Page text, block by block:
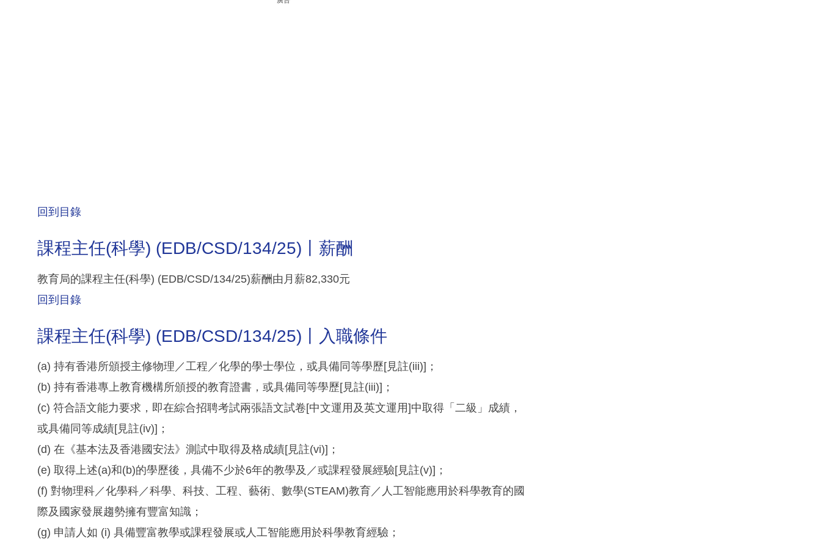
回到目錄
課程主任(科學) (EDB/CSD/134/25)丨薪酬
教育局的課程主任(科學) (EDB/CSD/134/25)薪酬由月薪82,330元
回到目錄
課程主任(科學) (EDB/CSD/134/25)丨入職條件
(a) 持有香港所頒授主修物理／工程／化學的學士學位，或具備同等學歷[見註(iii)]；
(b) 持有香港專上教育機構所頒授的教育證書，或具備同等學歷[見註(iii)]；
(c) 符合語文能力要求，即在綜合招聘考試兩張語文試卷[中文運用及英文運用]中取得「二級」成績，
或具備同等成績[見註(iv)]；
(d) 在《基本法及香港國安法》測試中取得及格成績[見註(vi)]；
(e) 取得上述(a)和(b)的學歷後，具備不少於6年的教學及／或課程發展經驗[見註(v)]；
(f) 對物理科／化學科／科學、科技、工程、藝術、數學(STEAM)教育／人工智能應用於科學教育的國
際及國家發展趨勢擁有豐富知識；
(g) 申請人如 (i) 具備豐富教學或課程發展或人工智能應用於科學教育經驗；